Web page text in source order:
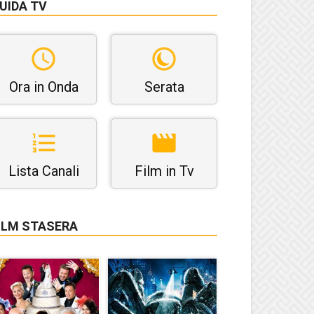
TV
Ora in Onda Serata
Lista Canali Film in Tv
STASERA